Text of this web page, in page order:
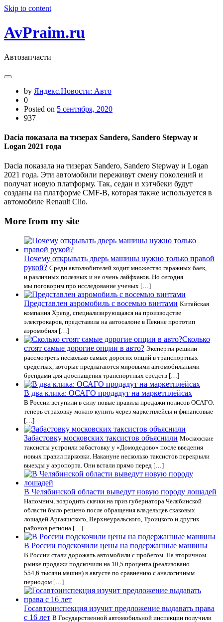
Skip to content
AvPraim.ru
Автозапчасти
by Яндекс.Новости: Авто
0
Posted on 5 сентября, 2020
937
Dacia показала на тизерах Sandero, Sandero Stepway и
Logan 2021 года
Dacia показала на тизерах Sandero, Sandero Stepway и Logan
2021 года. Эти автомобили переживут смену поколений и
получат новую платформу. Так, седан и хэтчбеки будут
созданы на платформе CMF-B, которая также используется в
автомобиле Renault Clio.
More from my site
Почему открывать дверь машины нужно только правой
рукой? Среди автолюбителей ходит множество гаражных баек,
и различных полезных и не очень лайфхаков. Но сегодня
мы поговорим про исследование ученых […]
Представлен аэромобиль с восемью винтами Китайская
компания Xpeng, специализирующаяся на производстве
электрокаров, представила на автосалоне в Пекине прототип
аэромобиля […]
Сколько
стоят самые дорогие опции в авто? Эксперты решили
рассмотреть несколько самых дорогих опций в транспортных
средствах, которые предлагаются мировыми автомобильными
брендами для дооснащения транспортных средств […]
В два клика: ОСАГО продадут на маркетплейсах
В России вступили в силу новые правила продажи полисов ОСАГО:
теперь страховку можно купить через маркетплейсы и финансовые
[…]
Забастовку московских таксистов объяснили Московские
таксисты устроили забастовку у «Домодедово» после введения
новых правил парковки. Накануне несколько таксистов перекрыли
выезды у аэропорта. Они встали прямо перед […]
В Челябинской области выведут новую породу лошадей
Напомним, возродить скачки на приз губернатора Челябинской
области было решено после обращения владельцев скаковых
лошадей Аргаяшского, Верхнеуральского, Троицкого и других
районов региона […]
В России подскочили цены на подержанные машины
В России стали дорожать автомобили с пробегом. На вторичном
рынке продажи подскочили на 10,5 процента (реализовано
554,6 тысячи машин) в августе по сравнению с аналогичным
периодом […]
Госавтоинспекция изучит предложение выдавать права
с 16 лет В Государственной автомобильной инспекции получили